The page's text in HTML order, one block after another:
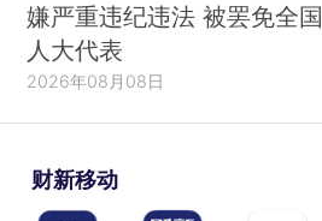
嫌严重违纪违法 被罢免全国
人大代表
2026年08月08日
财新移动